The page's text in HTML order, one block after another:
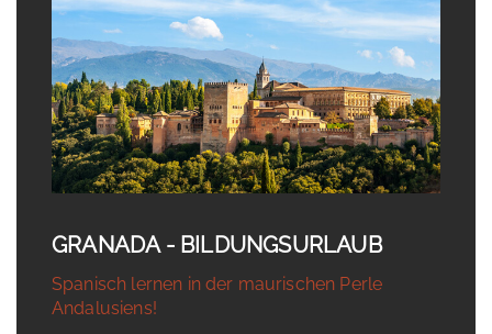
GRANADA - BILDUNGSURLAUB
Spanisch lernen in der maurischen Perle
Andalusiens!